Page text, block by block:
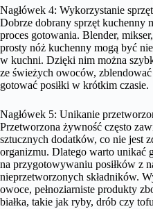
Nagłówek 4: Wykorzystanie
Dobrze dobrany sprzęt kuchenny
proces gotowania. Blender,
prosty nóż kuchenny mogą być
w kuchni. Dzięki nim można
ze świeżych owoców,
gotować posiłki w krótkim czasie.
Nagłówek 5: Unikanie
Przetworzona żywność często
sztucznych dodatków, co nie jest
organizmu. Dlatego warto unikać
na przygotowywaniu posiłków z
nieprzetworzonych składników.
owoce, pełnoziarniste produkty
białka, takie jak ryby, drób czy